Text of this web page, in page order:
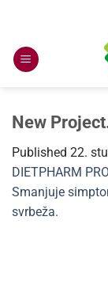
content
New
Published 22.
DIETPHARM
Smanjuje
svrbeža.